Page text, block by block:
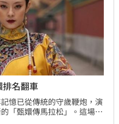
名翻車
憶已從傳統的守歲鞭炮，演
「甄嬛傳馬拉松」。這場橫